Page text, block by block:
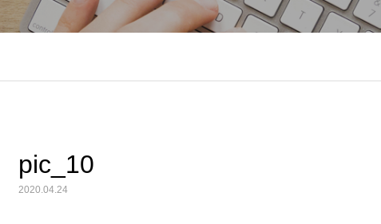
pic_10
2020.04.24